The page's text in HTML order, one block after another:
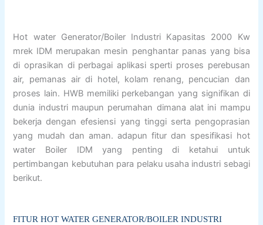
Hot water Generator/Boiler Industri Kapasitas 2000 Kw
mrek IDM merupakan mesin penghantar panas yang bisa
di oprasikan di perbagai aplikasi sperti proses perebusan
air, pemanas air di hotel, kolam renang, pencucian dan
proses lain. HWB memiliki perkebangan yang signifikan di
dunia industri maupun perumahan dimana alat ini mampu
bekerja dengan efesiensi yang tinggi serta pengoprasian
yang mudah dan aman. adapun fitur dan spesifikasi hot
water Boiler IDM yang penting di ketahui untuk
pertimbangan kebutuhan para pelaku usaha industri sebagi
berikut.
FITUR HOT WATER GENERATOR/BOILER INDUSTRI